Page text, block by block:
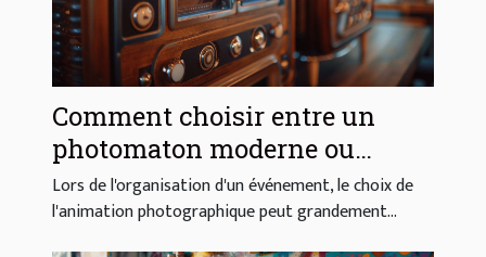
Comment choisir entre un
photomaton moderne ou
vintage pour votre événement
Lors de l'organisation d'un événement, le choix de
l'animation photographique peut grandement...